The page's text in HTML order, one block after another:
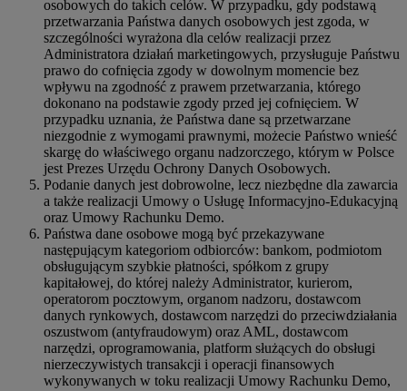
osobowych do takich celów. W przypadku, gdy podstawą
przetwarzania Państwa danych osobowych jest zgoda, w
szczególności wyrażona dla celów realizacji przez
Administratora działań marketingowych, przysługuje Państwu
prawo do cofnięcia zgody w dowolnym momencie bez
wpływu na zgodność z prawem przetwarzania, którego
dokonano na podstawie zgody przed jej cofnięciem. W
przypadku uznania, że Państwa dane są przetwarzane
niezgodnie z wymogami prawnymi, możecie Państwo wnieść
skargę do właściwego organu nadzorczego, którym w Polsce
jest Prezes Urzędu Ochrony Danych Osobowych.
Podanie danych jest dobrowolne, lecz niezbędne dla zawarcia
a także realizacji Umowy o Usługę Informacyjno-Edukacyjną
oraz Umowy Rachunku Demo.
Państwa dane osobowe mogą być przekazywane
następującym kategoriom odbiorców: bankom, podmiotom
obsługującym szybkie płatności, spółkom z grupy
kapitałowej, do której należy Administrator, kurierom,
operatorom pocztowym, organom nadzoru, dostawcom
danych rynkowych, dostawcom narzędzi do przeciwdziałania
oszustwom (antyfraudowym) oraz AML, dostawcom
narzędzi, oprogramowania, platform służących do obsługi
nierzeczywistych transakcji i operacji finansowych
wykonywanych w toku realizacji Umowy Rachunku Demo,